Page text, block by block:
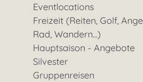
Eventlocations
Freizeit (Reiten, Golf,
Rad, Wandern...)
Hauptsaison - Angebote
Silvester
Gruppenreisen